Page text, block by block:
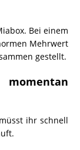
Bei einem
Mehrwert
gestellt.
ihr schnell